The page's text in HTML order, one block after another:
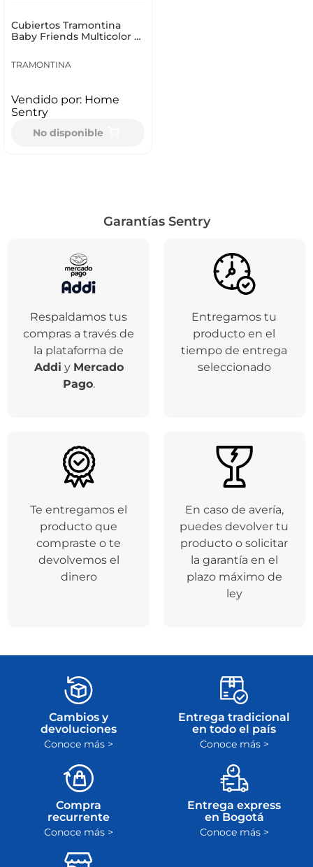
Cubiertos Tramontina
Baby Friends Multicolor 2
TRAMONTINA
Vendido por: Home
Sentry
No disponible
Garantías Sentry
Respaldamos tus
compras a través de
la plataforma de
Addi y Mercado
Pago.
Entregamos tu
producto en el
tiempo de entrega
seleccionado
Te entregamos el
producto que
compraste o te
devolvemos el
dinero
En caso de avería,
puedes devolver tu
producto o solicitar
la garantía en el
plazo máximo de
ley
Cambios y
devoluciones
Conoce más >
Entrega tradicional
en todo el país
Conoce más >
Compra
recurrente
Conoce más >
Entrega express
en Bogotá
Conoce más >